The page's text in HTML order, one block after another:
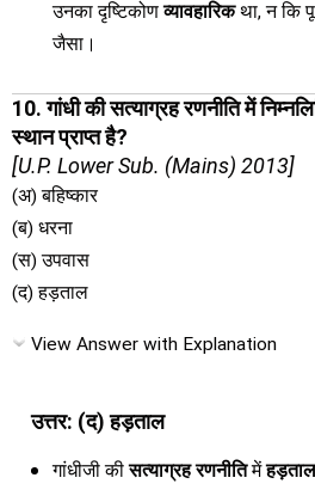
उनका दृष्टिकोणव्यावहारिकथा, न कि
जैसा।
10. गांधी की सत्याग्रह रणनीति में
स्थान प्राप्त है?
[U.P. Lower Sub. (Mains) 2013]
(अ) बहिष्कार
(ब) धरना
(स) उपवास
(द) हड़ताल
View Answer with Explanation
उत्तर: (द) हड़ताल
गांधीजी कीसत्याग्रह रणनीतिमेंहड़ताल